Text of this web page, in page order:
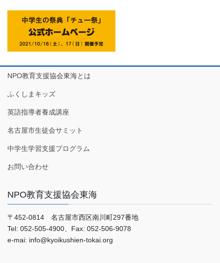
NPO教育支援協会東海とは
ふくしまキッズ
英語指導者養成講座
名古屋市生徒会サミット
中学生学習支援プログラム
お問い合わせ
NPO教育支援協会東海
〒452-0814 名古屋市西区南川町297番地
Tel: 052-505-4900、Fax: 052-506-9078
e-mai: info@kyoikushien-tokai.org